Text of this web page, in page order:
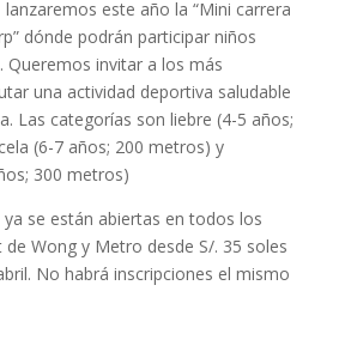
este año la “Mini carrera
dónde podrán participar niños
Queremos invitar a los más
una actividad deportiva saludable
Las categorías son liebre (4-5 años;
(6-7 años; 200 metros) y
300 metros)
ya se están abiertas en todos los
Wong y Metro desde S/. 35 soles
No habrá inscripciones el mismo